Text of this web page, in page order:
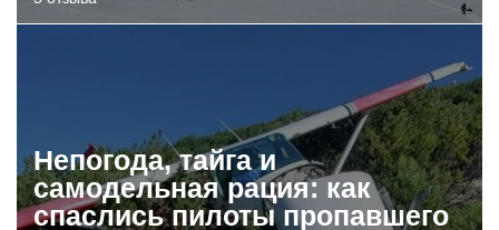
Непогода, тайга и
самодельная рация: как
спаслись пилоты пропавшего